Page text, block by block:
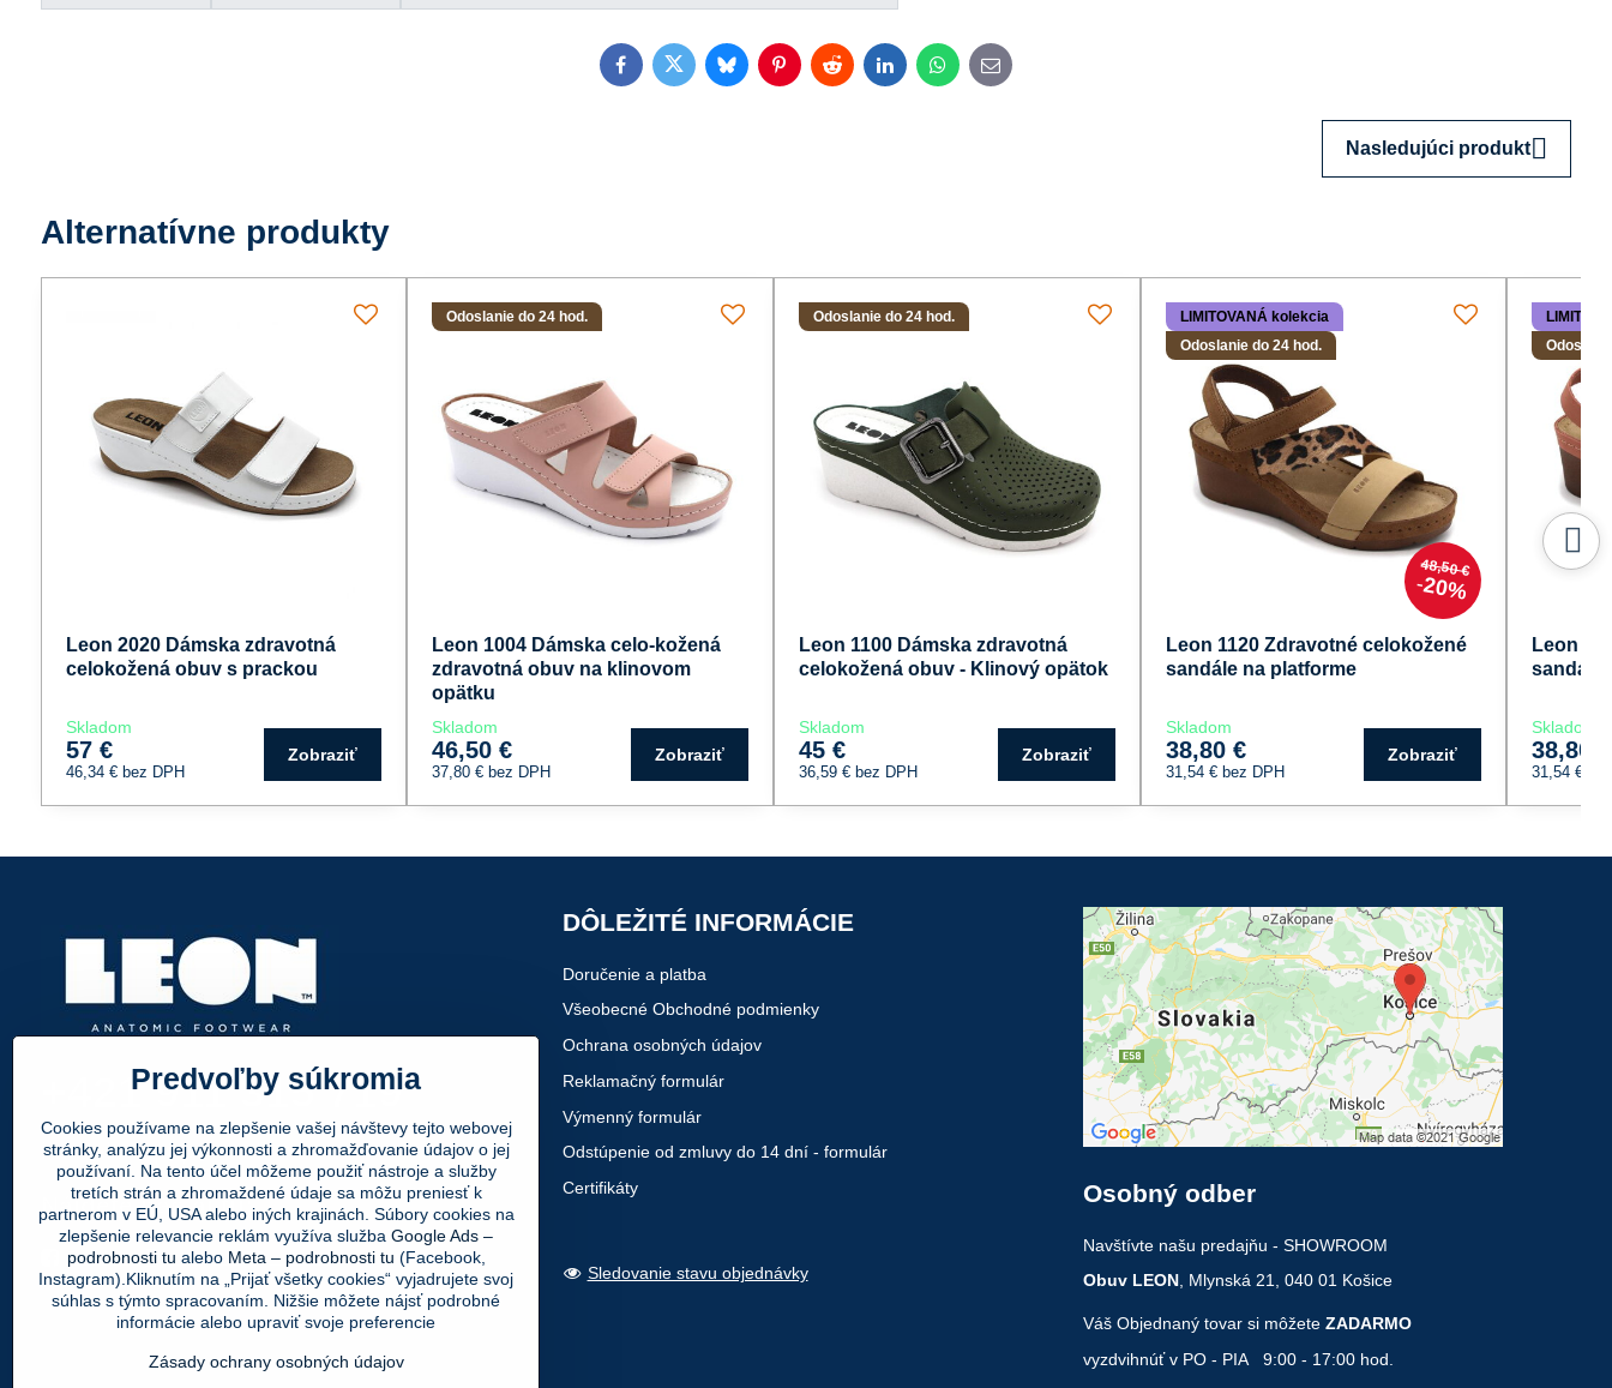
FacebookTwitterBlueskyPinterestRedditLinkedInWhatsApp
E-
mail
Nasledujúci produkt
Alternatívne produkty
Leon 2020 Dámska zdravotná
celokožená obuv s prackou
Skladom
57 €
46,34 € bez DPH
Zobraziť
Odoslanie do 24 hod.
Leon 1004 Dámska celo-kožená
zdravotná obuv na klinovom
opätku
Skladom
46,50 €
37,80 €bez DPH
Zobraziť
Odoslanie do 24 hod.
Leon 1100 Dámska zdravotná
celokožená obuv - Klinový opätok
Skladom
45 €
36,59 € bez DPH
Zobraziť
48,50 €
20%
LIMITOVANÁ kolekcia
Odoslanie do 24 hod.
Leon 1120 Zdravotné celokožené
sandále na platforme
Skladom
38,80 €
31,54 € bez DPH
Zobraziť
Leon
sandále
Skladom
38,80 €
31,54 €
+421 911 315 719
info@leonpapuce.sk
Nájdete nás aj tu:
Facebook Instagram Youtube
DÔLEŽITÉ INFORMÁCIE
Doručenie a platba
Všeobecné Obchodné podmienky
Ochrana osobných údajov
Reklamačný formulár
Výmenný formulár
Odstúpenie od zmluvy do 14 dní - formulár
Certifikáty
Sledovanie stavu objednávky
Osobný odber
Navštívte našu predajňu - SHOWROOM
Obuv LEON, Mlynská 21, 040 01 Košice
Váš Objednaný tovar si môžete ZADARMO
vyzdvihnúť v PO - PIA 9:00 - 17:00 hod.
Predvoľby súkromia
Cookies používame na zlepšenie vašej návštevy tejto webovej
stránky, analýzu jej výkonnosti a zhromažďovanie údajov o jej
používaní. Na tento účel môžeme použiť nástroje a služby
tretích strán a zhromaždené údaje sa môžu preniesť k
partnerom v EÚ, USA alebo iných krajinách. Súbory cookies na
zlepšenie relevancie reklám využíva služba Google Ads –
podrobnosti tu alebo Meta – podrobnosti tu (Facebook,
Instagram).Kliknutím na „Prijať všetky cookies“ vyjadrujete svoj
súhlas s týmto spracovaním. Nižšie môžete nájsť podrobné
informácie alebo upraviť svoje preferencie
Zásady ochrany osobných údajov